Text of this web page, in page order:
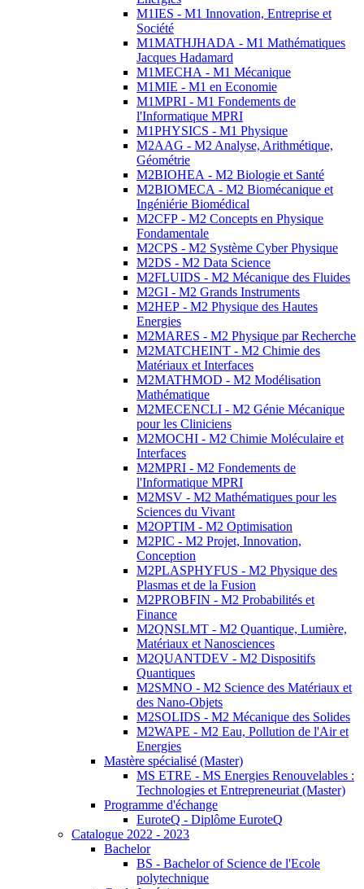
M1IES - M1 Innovation, Entreprise et
Société
M1MATHJHADA - M1 Mathématiques
Jacques Hadamard
M1MECHA - M1 Mécanique
M1MIE - M1 en Economie
M1MPRI - M1 Fondements de
l'Informatique MPRI
M1PHYSICS - M1 Physique
M2AAG - M2 Analyse, Arithmétique,
Géométrie
M2BIOHEA - M2 Biologie et Santé
M2BIOMECA - M2 Biomécanique et
Ingéniérie Biomédical
M2CFP - M2 Concepts en Physique
Fondamentale
M2CPS - M2 Système Cyber Physique
M2DS - M2 Data Science
M2FLUIDS - M2 Mécanique des Fluides
M2GI - M2 Grands Instruments
M2HEP - M2 Physique des Hautes
Energies
M2MARES - M2 Physique par Recherche
M2MATCHEINT - M2 Chimie des
Matériaux et Interfaces
M2MATHMOD - M2 Modélisation
Mathématique
M2MECENCLI - M2 Génie Mécanique
pour les Cliniciens
M2MOCHI - M2 Chimie Moléculaire et
Interfaces
M2MPRI - M2 Fondements de
l'Informatique MPRI
M2MSV - M2 Mathématiques pour les
Sciences du Vivant
M2OPTIM - M2 Optimisation
M2PIC - M2 Projet, Innovation,
Conception
M2PLASPHYFUS - M2 Physique des
Plasmas et de la Fusion
M2PROBFIN - M2 Probabilités et
Finance
M2QNSLMT - M2 Quantique, Lumière,
Matériaux et Nanosciences
M2QUANTDEV - M2 Dispositifs
Quantiques
M2SMNO - M2 Science des Matériaux et
des Nano-Objets
M2SOLIDS - M2 Mécanique des Solides
M2WAPE - M2 Eau, Pollution de l'Air et
Energies
Mastère spécialisé (Master)
MS ETRE - MS Energies Renouvelables :
Technologies et Entrepreneuriat (Master)
Programme d'échange
EuroteQ - Diplôme EuroteQ
Catalogue 2022 - 2023
Bachelor
BS - Bachelor of Science de l'Ecole
polytechnique